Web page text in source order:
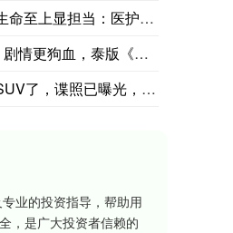
当：医护紧急救助黄疸新生
，泰版《三十而已》改编
照已曝光，定位低于添越
业的投资指导，帮助用
，是广大投资者信赖的